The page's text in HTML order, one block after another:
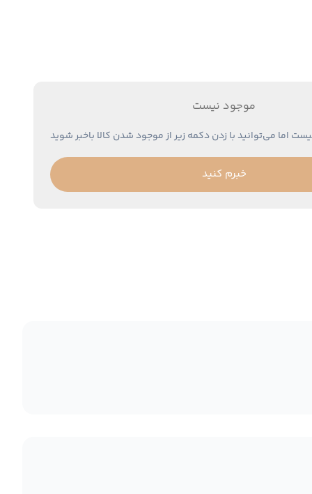
موجود نیست
اما می‌توانید با زدن دکمه زیر از موجود شدن کالا باخبر شوید
خبرم کنید